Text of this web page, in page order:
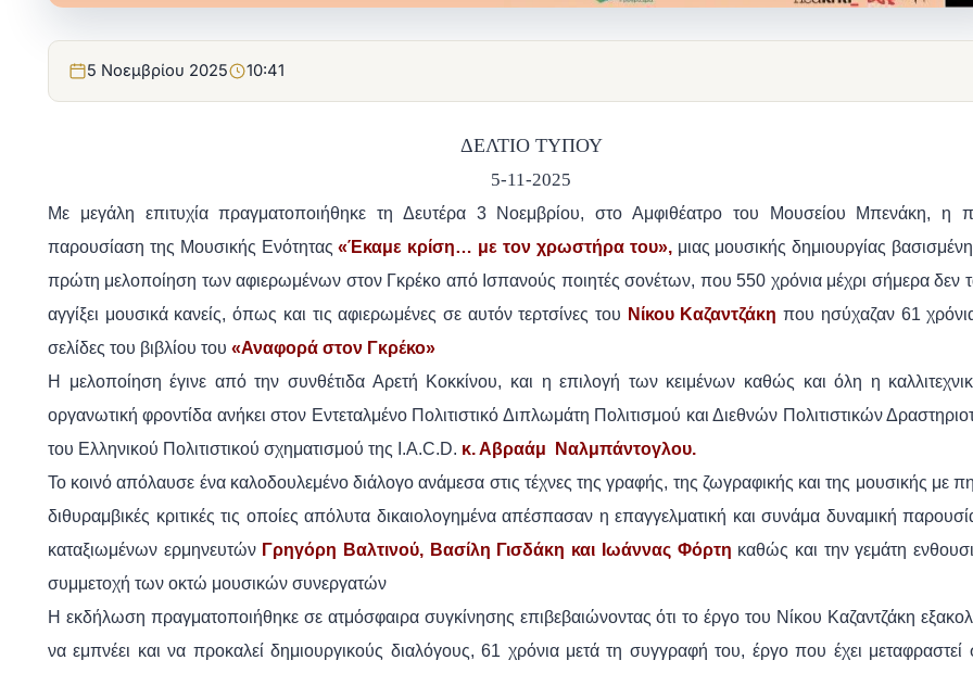
5 Νοεμβρίου 2025 10:41
ΔΕΛΤΙΟ ΤΥΠΟΥ
5-11-2025
Με μεγάλη επιτυχία πραγματοποιήθηκε τη Δευτέρα 3 Νοεμβρίου, στο Αμφιθέατρο του Μουσείου Μπενάκη, η
παρουσίαση της Μουσικής Ενότητας«Έκαμε κρίση… με τον χρωστήρα του»,μιας μουσικής δημιουργίας
πρώτη μελοποίηση των αφιερωμένων στον Γκρέκο από Ισπανούς ποιητές σονέτων, που 550 χρόνια μέχρι σήμερα δεν
αγγίξει μουσικά κανείς, όπως και τις αφιερωμένες σε αυτόν τερτσίνες του Νίκου Καζαντζάκη που ησύχαζαν 61
σελίδες του βιβλίου του «Αναφορά στον Γκρέκο»
Η μελοποίηση έγινε από την συνθέτιδα Αρετή Κοκκίνου, και η επιλογή των κειμένων καθώς και όλη η
οργανωτική φροντίδα ανήκει στον Εντεταλμένο Πολιτιστικό Διπλωμάτη Πολιτισμού και Διεθνών Πολιτιστικών
του Ελληνικού Πολιτιστικού σχηματισμού της I.A.C.D. κ. Αβραάμ Ναλμπάντογλου.
Το κοινό απόλαυσε ένα καλοδουλεμένο διάλογο ανάμεσα στις τέχνεςτης γραφής, της ζωγραφικής και της μουσικής με
διθυραμβικές κριτικές τις οποίες απόλυτα δικαιολογημένα απέσπασαν η επαγγελματική και συνάμα δυναμική
καταξιωμένων ερμηνευτών Γρηγόρη Βαλτινού, Βασίλη Γισδάκη και Ιωάννας Φόρτη καθώς και την γεμάτη
συμμετοχή των οκτώ μουσικών συνεργατών
Η εκδήλωση πραγματοποιήθηκε σε ατμόσφαιρα συγκίνησης επιβεβαιώνοντας ότι το έργο του Νίκου Καζαντζάκη
να εμπνέει και να προκαλεί δημιουργικούς διαλόγους, 61 χρόνια μετά τη συγγραφή του, έργο που έχει μεταφραστεί